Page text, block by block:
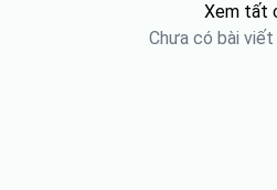
Xem tất
Chưa có bài viết